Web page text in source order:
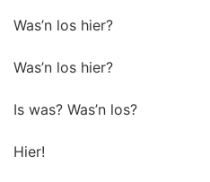
Was’n los hier?
Was’n los hier?
Is was? Was’n los?
Hier!